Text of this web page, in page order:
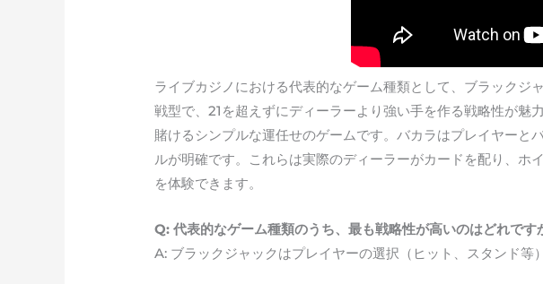
ライブカジノにおける代表的なゲーム種類として、ブラック
戦型で、21を超えずにディーラーより強い手を作る戦略性が
賭けるシンプルな運任せのゲームです。バカラはプレイヤーと
ルが明確です。これらは実際のディーラーがカードを配り、ホ
を体験できます。
Q: 代表的なゲーム種類のうち、最も戦略性が高いのはどれです
A: ブラックジャックはプレイヤーの選択（ヒット、スタンド等